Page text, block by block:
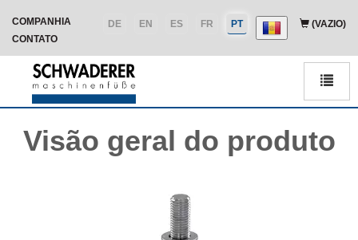
(VAZIO)
COMPANHIA PT
FR
ES
EN
DE
CONTATO
Visão geral do produto